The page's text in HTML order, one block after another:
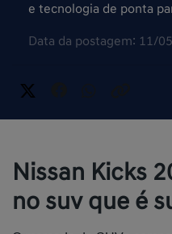
e tecnologia de ponta
Data da postagem: 11/
Nissan Kicks
no suv que é